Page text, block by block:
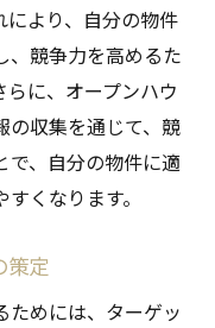
により、自分の物件
、競争力を高めるた
に、オープンハウ
の収集を通じて、競
で、自分の物件に適
くなります。
策定
ためには、ターゲッ